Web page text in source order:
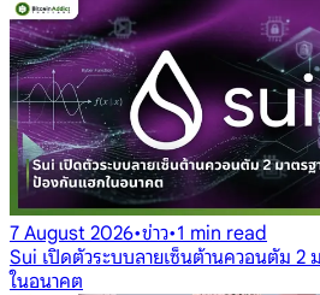
7 August 2026•ข่าว•1 min read
Sui เปิดตัวระบบลายเซ็นต้านควอนตัม 2
ในอนาคต